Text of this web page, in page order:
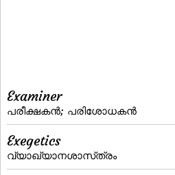
Examiner
പരീക്ഷകന്‍; പരിശോധകന്‍
Exegetics
വ്യാഖ്യാനശാസ്‌ത്രം